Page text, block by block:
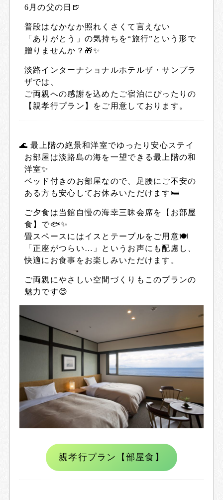
6月の父の日🍺
普段はなかなか照れくさくて言えない
「ありがとう」の気持ちを“旅行”という形で
贈りませんか？🎁✨
淡路インターナショナルホテルザ・サンプラ
ザでは、
ご両親への感謝を込めたご宿泊にぴったりの
【親孝行プラン】をご用意しております。
🌊 最上階の絶景和洋室でゆったり安心ステイ
お部屋は淡路島の海を一望できる最上階の和
洋室✨
ベッド付きのお部屋なので、足腰にご不安の
ある方も安心してお休みいただけます🛏️
ご夕食は当館自慢の海幸三昧会席を【お部屋
食】で🐟✨
畳スペースにはイスとテーブルをご用意🍽️
「正座がつらい…」というお声にも配慮し、
快適にお食事をお楽しみいただけます。
ご両親にやさしい空間づくりもこのプランの
魅力です😊
親孝行プラン【部屋食】